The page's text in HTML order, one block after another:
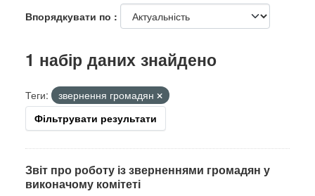
Впорядкувати по
1 набір даних знайдено
Теги:
звернення громадян
Фільтрувати результати
Звіт про роботу із зверненнями громадян у
виконачому комітеті